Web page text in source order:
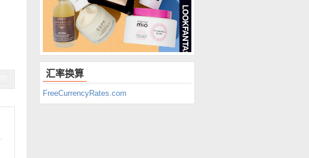
汇率换算
FreeCurrencyRates.com